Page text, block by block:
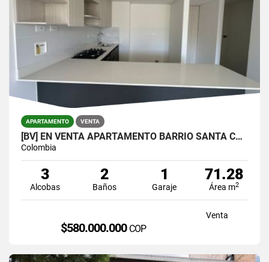
APARTAMENTO VENTA
[BV] EN VENTA APARTAMENTO BARRIO SANTA CATALINA, SURAMÉRICA, ITAGÜÍ
Colombia
3
Alcobas
2
Baños
1
Garaje
71.28
Área m2
Venta
$580.000.000 COP